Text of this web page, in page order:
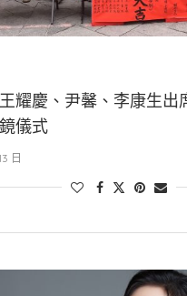
耀慶、尹馨、李康生出
儀式
日